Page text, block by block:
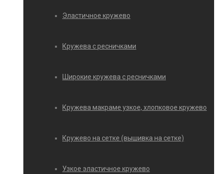
Эластичное кружево
Кружева с ресничками
Широкие кружева с ресничками
Кружева макраме узкое, хлопковое кружево
Кружево на сетке (вышивка на сетке)
Узкое эластичное кружево